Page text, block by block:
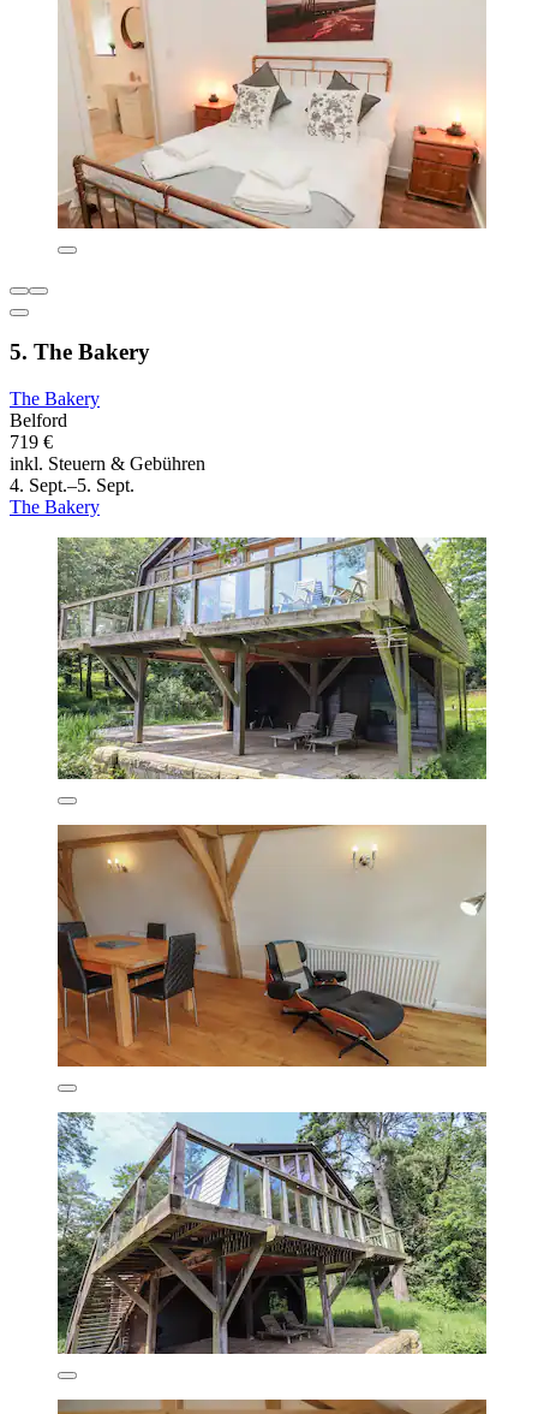
5. The Bakery
The Bakery
Belford
719 €
inkl. Steuern & Gebühren
4. Sept.–5. Sept.
The Bakery